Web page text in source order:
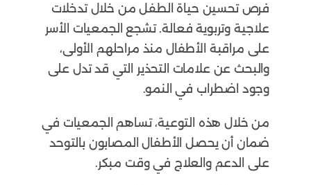
فرص تحسين حياة الطفل من خلال تدخلات
علاجية وتربوية فعالة. تشجع الجمعيات الأسر
على مراقبة الأطفال منذ مراحلهم الأولى،
والبحث عن علامات التحذير التي قد تدل على
وجود اضطراب في النمو.
من خلال هذه التوعية، تساهم الجمعيات في
ضمان أن يحصل الأطفال المصابون بالتوحد
على الدعم والعلاج في وقت مبكر.